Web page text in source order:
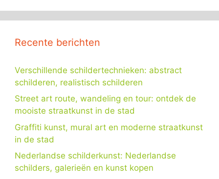
Recente berichten
Verschillende schildertechnieken: abstract
schilderen, realistisch schilderen
Street art route, wandeling en tour: ontdek de
mooiste straatkunst in de stad
Graffiti kunst, mural art en moderne straatkunst
in de stad
Nederlandse schilderkunst: Nederlandse
schilders, galerieën en kunst kopen